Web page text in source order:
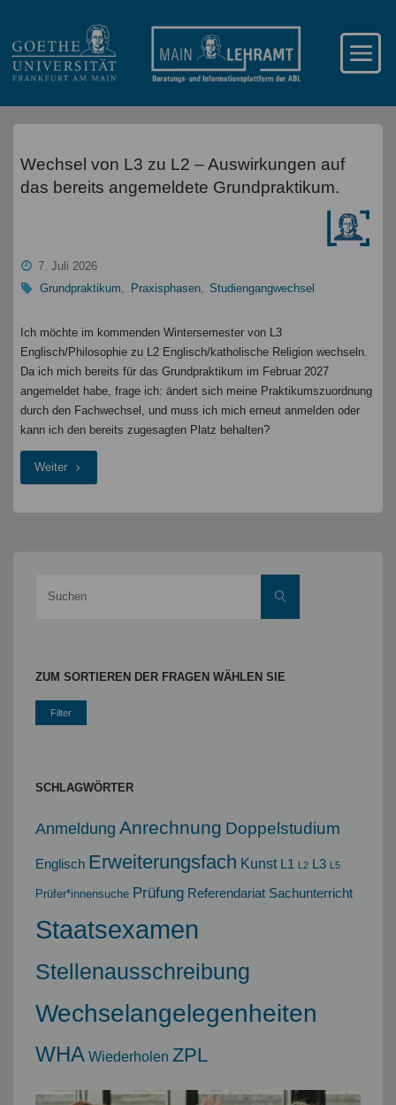
Wechsel von L3 zu L2 – Auswirkungen auf
das bereits angemeldete Grundpraktikum.
7. Juli 2026
Grundpraktikum, Praxisphasen, Studiengangwechsel
Ich möchte im kommenden Wintersemester von L3
Englisch/Philosophie zu L2 Englisch/katholische Religion wechseln.
Da ich mich bereits für das Grundpraktikum im Februar 2027
angemeldet habe, frage ich: ändert sich meine Praktikumszuordnung
durch den Fachwechsel, und muss ich mich erneut anmelden oder
kann ich den bereits zugesagten Platz behalten?
Weiter"Wechsel
L2
das
angemeldete
Grundpraktikum.
"
Suchen
ZUM SORTIEREN DER FRAGEN WÄHLEN SIE
SCHLAGWÖRTER
Anmeldung Anrechnung Doppelstudium
Englisch Erweiterungsfach Kunst L1 L2 L3 L5
Prüfer*innensuche Prüfung Referendariat Sachunterricht
Staatsexamen
Stellenausschreibung
Wechselangelegenheiten
WHA Wiederholen ZPL